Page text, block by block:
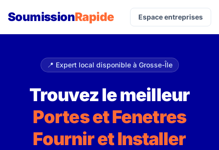
SoumissionRapide Espace entreprises
📍 Expert local disponible à Grosse-Île
Trouvez le meilleur
Portes et Fenetres
Fournir et Installer